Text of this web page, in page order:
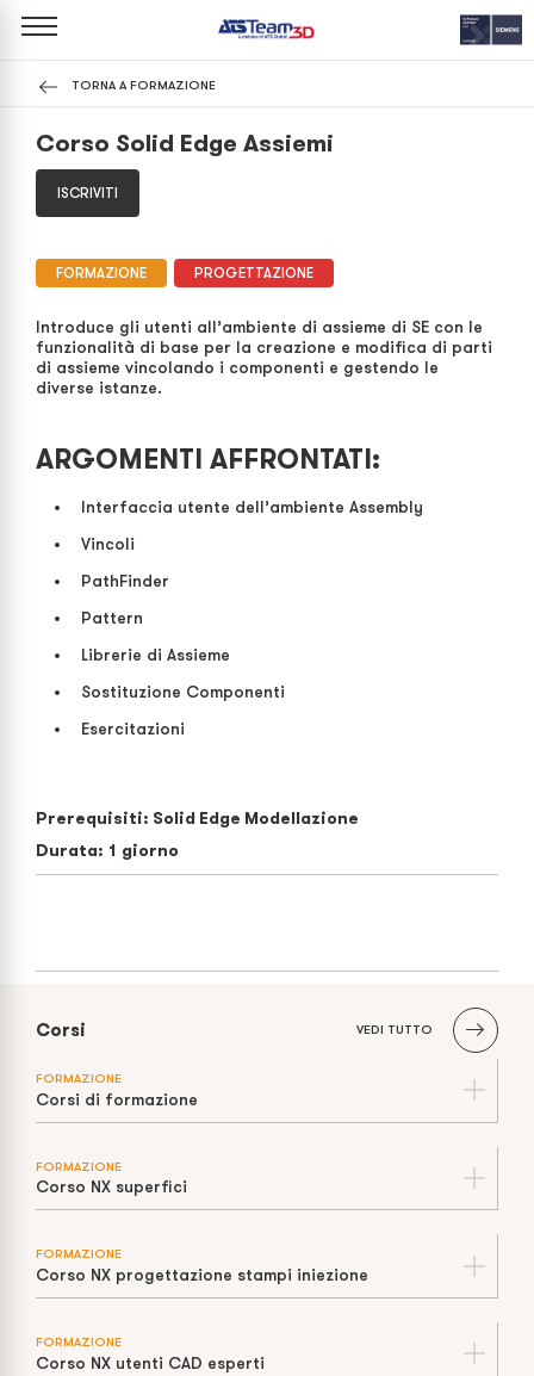
TORNA A FORMAZIONE
Corso Solid Edge Assiemi
ISCRIVITI
FORMAZIONE PROGETTAZIONE
Introduce gli utenti all’ambiente di assieme di SE con le
funzionalità di base per la creazione e modifica di parti
di assieme vincolando i componenti e gestendo le
diverse istanze.
ARGOMENTI AFFRONTATI:
Interfaccia utente dell’ambiente Assembly
Vincoli
PathFinder
Pattern
Librerie di Assieme
Sostituzione Componenti
Esercitazioni
Prerequisiti: Solid Edge Modellazione
Durata: 1 giorno
Corsi VEDI TUTTO
FORMAZIONE
Corsi di formazione
FORMAZIONE
Corso NX superfici
FORMAZIONE
Corso NX progettazione stampi iniezione
FORMAZIONE
Corso NX utenti CAD esperti